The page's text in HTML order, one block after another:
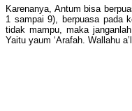
Karenanya, Antum bisa
1 sampai 9), berpuasa pada
tidak mampu, maka
Yaitu yaum ‘Arafah. Wallahu